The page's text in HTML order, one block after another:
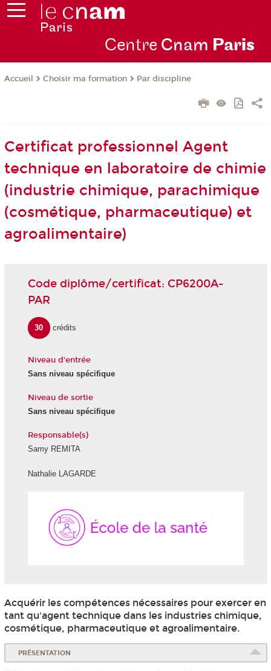
Centre Cnam Paris
Accueil Choisir ma formation Par discipline
Certificat professionnel Agent
technique en laboratoire de chimie
(industrie chimique, parachimique
(cosmétique, pharmaceutique) et
agroalimentaire)
Code diplôme/certificat: CP6200A-
PAR
30 crédits
Niveau d'entrée
Sans niveau spécifique
Niveau de sortie
Sans niveau spécifique
Responsable(s)
Samy REMITA
Nathalie LAGARDE
Acquérir les compétences nécessaires pour exercer en
tant qu'agent technique dans les industries chimique,
cosmétique, pharmaceutique et agroalimentaire.
PRÉSENTATION